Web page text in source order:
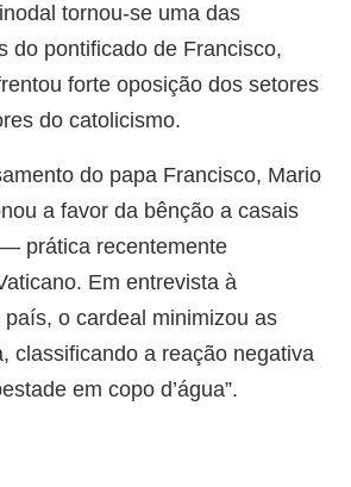
tornou-se uma das
do pontificado de Francisco,
forte oposição dos setores
do catolicismo.
do papa Francisco, Mario
a favor da bênção a casais
prática recentemente
Em entrevista à
o cardeal minimizou as
classificando a reação negativa
em copo d’água”.